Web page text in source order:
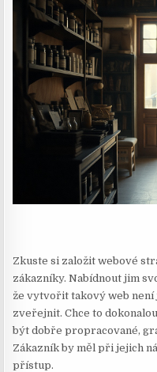
Zkuste si založit webové
zákazníky. Nabídnout jim
že vytvořit takový web není
zveřejnit. Chce to
být dobře propracované,
Zákazník by měl při jejich
přístup.